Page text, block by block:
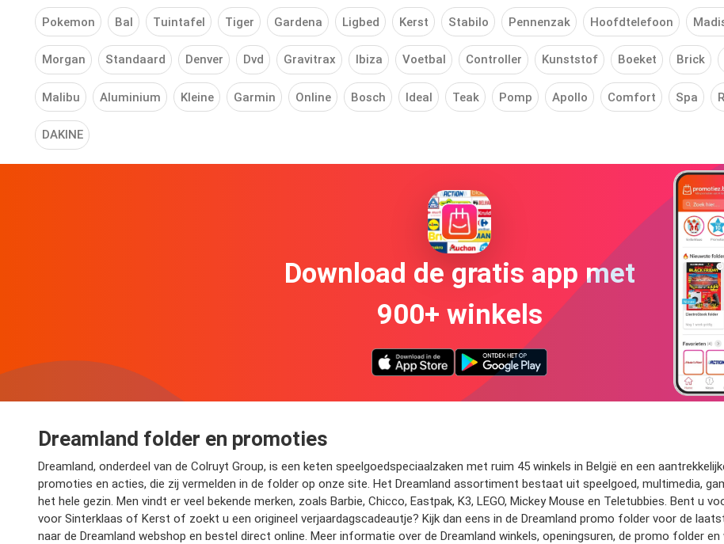
Pokemon Bal Tuintafel Tiger Gardena Ligbed Kerst Stabilo Pennenzak Hoofdtelefoon
Morgan Standaard Denver Dvd Gravitrax Ibiza Voetbal Controller Kunststof Boeket Brick
Malibu Aluminium Kleine Garmin Online Bosch Ideal Teak Pomp Apollo Comfort Spa
DAKINE
Download de gratis app met
900+ winkels
Dreamland folder en promoties
Dreamland, onderdeel van de Colruyt Group, is een keten speelgoedspeciaalzaken met ruim 45 winkels in België en een
promoties en acties, die zij vermelden in de folder op onze site. Het Dreamland assortiment bestaat uit speelgoed, multimedia,
het hele gezin. Men vindt er veel bekende merken, zoals Barbie, Chicco, Eastpak, K3, LEGO, Mickey Mouse en Teletubbies. Bent u
voor Sinterklaas of Kerst of zoekt u een origineel verjaardagscadeautje? Kijk dan eens in de Dreamland promo folder voor de
naar de Dreamland webshop en bestel direct online. Meer informatie over de Dreamland winkels, openingsuren, de promo folder